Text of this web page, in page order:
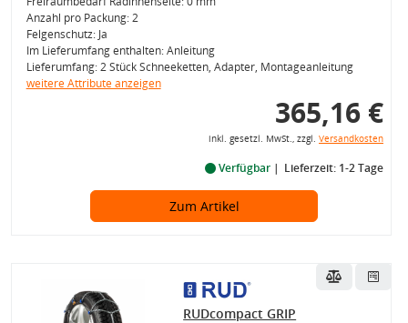
Anzahl pro Packung: 2
Felgenschutz: Ja
Im Lieferumfang enthalten: Anleitung
Lieferumfang: 2 Stück Schneeketten, Adapter, Montageanleitung
weitere Attribute anzeigen
365,16 €
inkl. gesetzl. MwSt., zzgl. Versandkosten
Verfügbar Lieferzeit: 1-2 Tage
Zum Artikel
RUDcompact GRIP